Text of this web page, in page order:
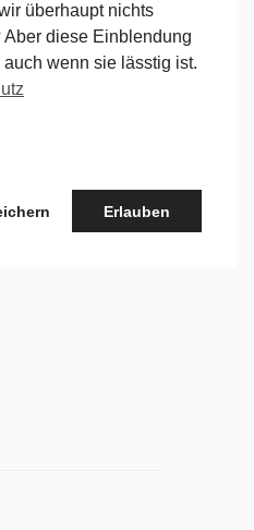
überhaupt nichts
diese Einblendung
wenn sie lässtig ist.
Erlauben